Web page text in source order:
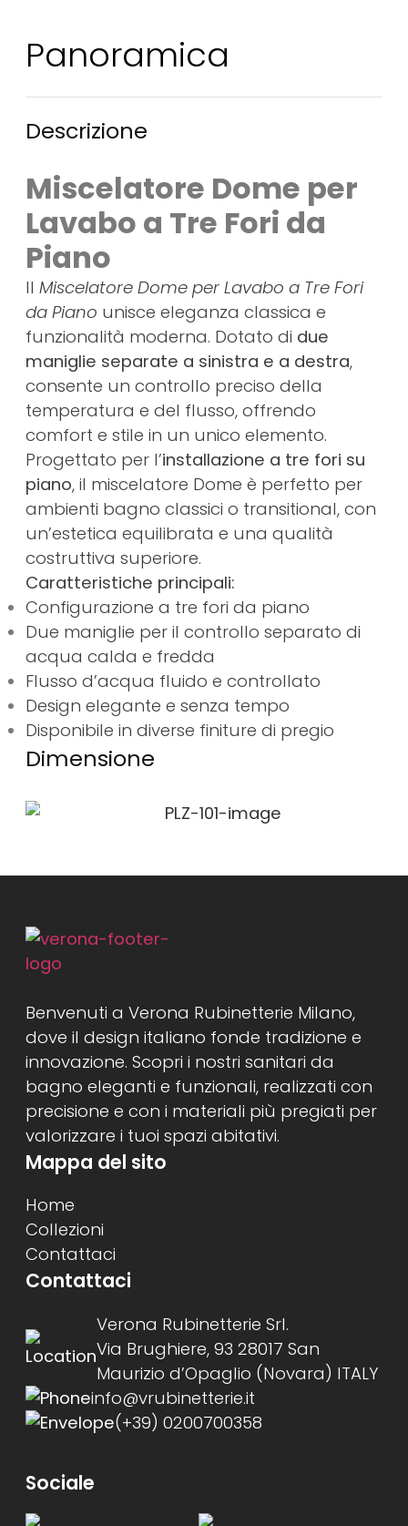
Panoramica
Descrizione
Miscelatore Dome per
Lavabo a Tre Fori da
Piano
Il Miscelatore Dome per Lavabo a Tre Fori
da Piano unisce eleganza classica e
funzionalità moderna. Dotato di due
maniglie separate a sinistra e a destra,
consente un controllo preciso della
temperatura e del flusso, offrendo
comfort e stile in un unico elemento.
Progettato per l’installazione a tre fori su
piano, il miscelatore Dome è perfetto per
ambienti bagno classici o transitional, con
un’estetica equilibrata e una qualità
costruttiva superiore.
Caratteristiche principali:
Configurazione a tre fori da piano
Due maniglie per il controllo separato di
acqua calda e fredda
Flusso d’acqua fluido e controllato
Design elegante e senza tempo
Disponibile in diverse finiture di pregio
Dimensione
Benvenuti a Verona Rubinetterie Milano,
dove il design italiano fonde tradizione e
innovazione. Scopri i nostri sanitari da
bagno eleganti e funzionali, realizzati con
precisione e con i materiali più pregiati per
valorizzare i tuoi spazi abitativi.
Mappa del sito
Home
Collezioni
Contattaci
Contattaci
Verona Rubinetterie Srl.
Via Brughiere, 93 28017 San
Maurizio d’Opaglio (Novara) ITALY
info@vrubinetterie.it
(+39) 0200700358
Sociale